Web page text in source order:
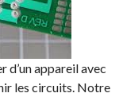
d’un appareil avec
les circuits. Notre